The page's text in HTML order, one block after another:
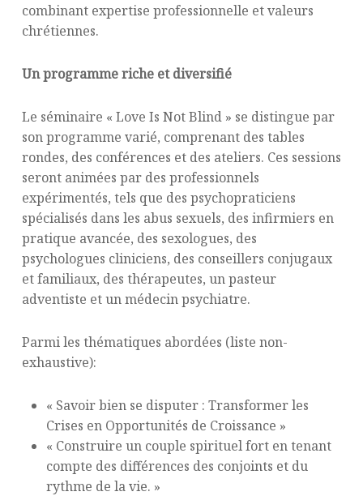
combinant expertise professionnelle et valeurs
chrétiennes.
Un programme riche et diversifié
Le séminaire « Love Is Not Blind » se distingue par
son programme varié, comprenant des tables
rondes, des conférences et des ateliers. Ces sessions
seront animées par des professionnels
expérimentés, tels que des psychopraticiens
spécialisés dans les abus sexuels, des infirmiers en
pratique avancée, des sexologues, des
psychologues cliniciens, des conseillers conjugaux
et familiaux, des thérapeutes, un pasteur
adventiste et un médecin psychiatre.
Parmi les thématiques abordées (liste non-
exhaustive):
« Savoir bien se disputer : Transformer les
Crises en Opportunités de Croissance »
« Construire un couple spirituel fort en tenant
compte des différences des conjoints et du
rythme de la vie. »